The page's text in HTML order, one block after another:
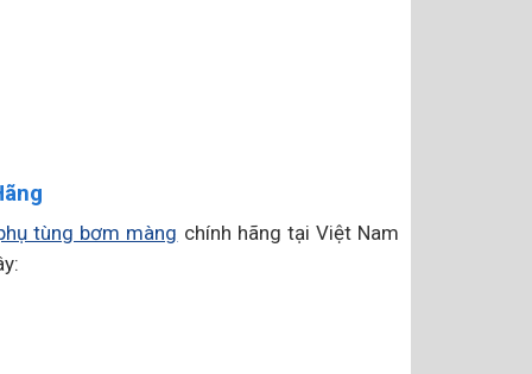
tùng bơm màng chính hãng tại Việt Nam